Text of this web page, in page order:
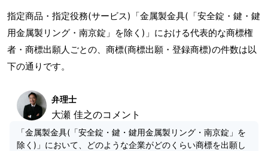
指定商品・指定役務(サービス)「金属製金具(「安全錠・鍵・鍵
用金属製リング・南京錠」を除く)」における代表的な商標権
者・商標出願人ごとの、商標(商標出願・登録商標)の件数は以
下の通りです。
弁理士
大瀬 佳之のコメント
「金属製金具(「安全錠・鍵・鍵用金属製リング・南京錠」を
除く)」において、どのような企業がどのくらい商標を出願し